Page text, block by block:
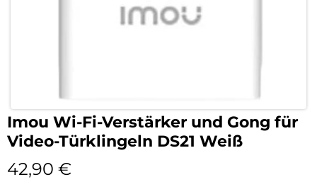
Imou Wi-Fi-Verstärker und Gong für
Video-Türklingeln DS21 Weiß
42,90 €